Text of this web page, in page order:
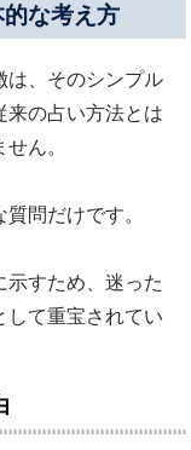
な考え方
は、そのシンプル
来の占い方法とは
ん。
問だけです。
示すため、迷った
して重宝されてい